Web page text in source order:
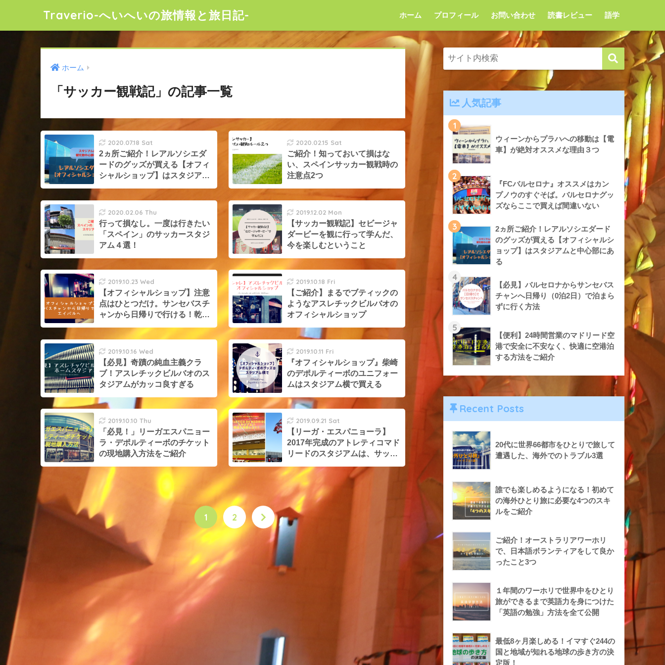
Traverio-へいへいの旅情報と旅日記- ホーム プロフィール お問い合わせ 読書レビュー 語学
ホーム
「サッカー観戦記」の記事一覧
2020.07.18 Sat
2ヵ所ご紹介！レアルソシエダ
ードのグッズが買える【オフィ
シャルショップ】はスタジアム
2020.02.15 Sat
ご紹介！知っておいて損はな
い、スペインサッカー観戦時の
注意点2つ
2020.02.06 Thu
行って損なし。一度は行きたい
「スペイン」のサッカースタジ
アム４選！
2019.12.02 Mon
【サッカー観戦記】セビージャ
ダービーを観に行って学んだ、
今を楽しむということ
2019.10.23 Wed
【オフィシャルショップ】注意
点はひとつだけ。サンセバスチ
ャンから日帰りで行ける！乾選
2019.10.18 Fri
【ご紹介】まるでブティックの
ようなアスレチックビルバオの
オフィシャルショップ
2019.10.16 Wed
【必見】奇蹟の純血主義クラ
ブ！アスレチックビルバオのス
タジアムがカッコ良すぎる
2019.10.11 Fri
『オフィシャルショップ』柴崎
のデポルティーボのユニフォー
ムはスタジアム横で買える
2019.10.10 Thu
「必見！」リーガエスパニョー
ラ・デポルティーボのチケット
の現地購入方法をご紹介
2019.09.21 Sat
【リーガ・エスパニョーラ】
2017年完成のアトレティコマド
リードのスタジアムは、サッカ
し！
1 2
人気記事
1
ウィーンからプラハへの移動は【電
車】が絶対オススメな理由３つ
2
『FCバルセロナ』オススメはカン
プノウのすぐそば。バルセロナグッ
ズならここで買えば間違いない
3
2ヵ所ご紹介！レアルソシエダード
のグッズが買える【オフィシャルシ
ョップ】はスタジアムと中心部にあ
る
4
【必見】バルセロナからサンセバス
チャンへ日帰り（0泊2日）で泊まら
ずに行く方法
5
【便利】24時間営業のマドリード空
港で安全に不安なく、快適に空港泊
する方法をご紹介
Recent Posts
20代に世界66都市をひとりで旅して
遭遇した、海外でのトラブル3選
誰でも楽しめるようになる！初めて
の海外ひとり旅に必要な4つのスキ
ルをご紹介
ご紹介！オーストラリアワーホリ
で、日本語ボランティアをして良か
ったこと3つ
１年間のワーホリで世界中をひとり
旅ができるまで英語力を身につけた
「英語の勉強」方法を全て公開
最低8ヶ月楽しめる！イマすぐ244の
国と地域が知れる地球の歩き方の決
定版！